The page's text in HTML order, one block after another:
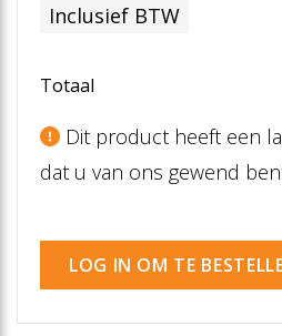
Inclusief BTW
Totaal
Dit product heeft een
dat u van ons gewend
LOG IN OM TE